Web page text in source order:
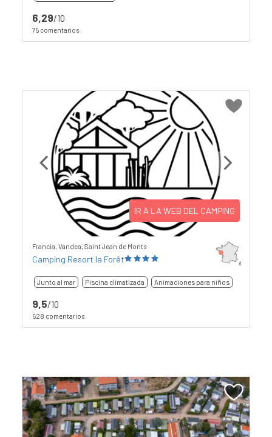
6,29/10
75 comentarios
Previous Next
IR A LA WEB DEL CAMPING
Francia, Vandea, Saint Jean de Monts
Camping Resort la Forêt
Junto al mar Piscina climatizada Animaciones para niños
9,5/10
528 comentarios